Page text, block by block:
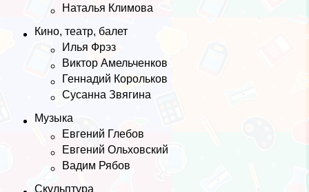
Наталья Климова
Кино, театр, балет
Илья Фрэз
Виктор Амельченков
Геннадий Корольков
Сусанна Звягина
Музыка
Евгений Глебов
Евгений Ольховский
Вадим Рябов
Скульптура